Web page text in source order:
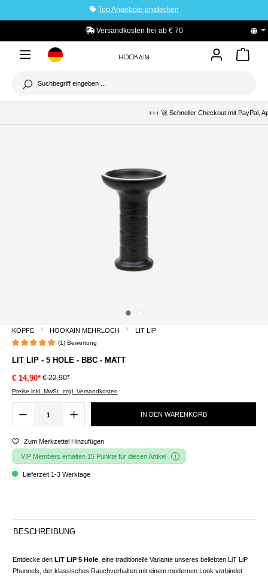
Top Angebote entdecken
Versandkosten frei ab € 70
+++ 🚀 Schneller Checkout mit PayPal,
KÖPFE HOOKAIN MEHRLOCH LIT LIP
(1) Bewertung
LIT LIP - 5 HOLE - BBC - MATT
€ 14,90* € 22,90*
Preise inkl. MwSt. zzgl. Versandkosten
IN DEN WARENKORB
Zum Merkzettel Hinzufügen
VIP Members erhalten 15 Punkte für diesen Artikel
Lieferzeit 1-3 Werktage
BESCHREIBUNG
Entdecke den LiT LiP 5 Hole , eine traditionelle Variante unseres beliebten LiT LiP
Phunnels, der klassisches Rauchverhalten mit einem modernen Look verbindet.